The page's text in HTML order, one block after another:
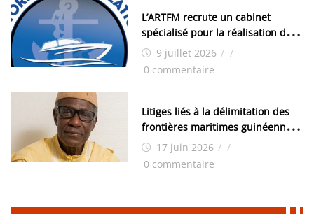
L’ARTFM recrute un cabinet
spécialisé pour la réalisation des
études techniques
9 juillet 2026 / /
0 commentaire
Litiges liés à la délimitation des
frontières maritimes guinéennes:
Idrissa Chérif écrit au ministre
des Hydrocarbures
17 juin 2026 / /
0 commentaire